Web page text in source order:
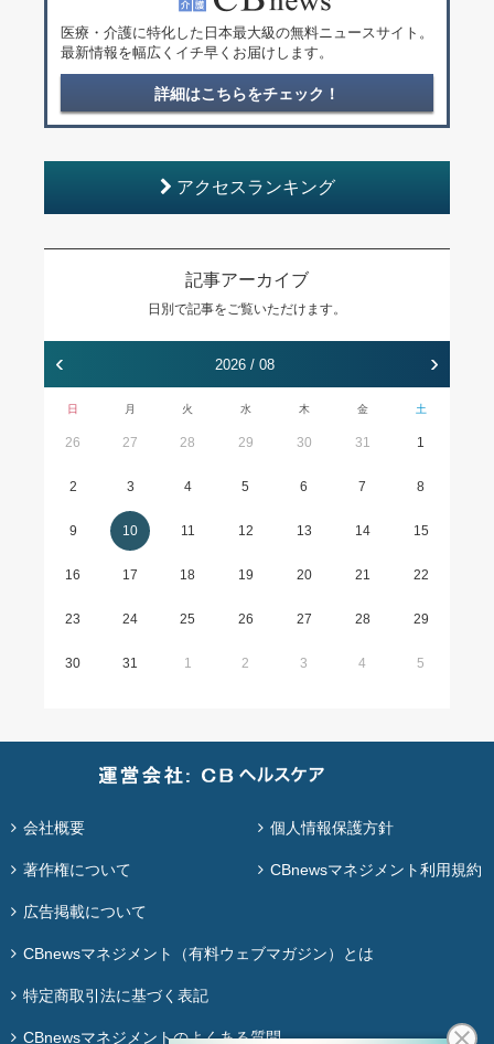
医療・介護に特化した日本最大級の無料ニュースサイト。
最新情報を幅広くイチ早くお届けします。
詳細はこちらをチェック！
アクセスランキング
記事アーカイブ
日別で記事をご覧いただけます。
‹ 2026 / 08 ›
日 月 火 水 木 金 土
26 27 28 29 30 31 1
2 3 4 5 6 7 8
9 10 11 12 13 14 15
16 17 18 19 20 21 22
23 24 25 26 27 28 29
30 31 1 2 3 4 5
会社概要 個人情報保護方針
著作権について CBnewsマネジメント利用規約
広告掲載について
CBnewsマネジメント（有料ウェブマガジン）とは
特定商取引法に基づく表記
CBnewsマネジメントのよくある質問